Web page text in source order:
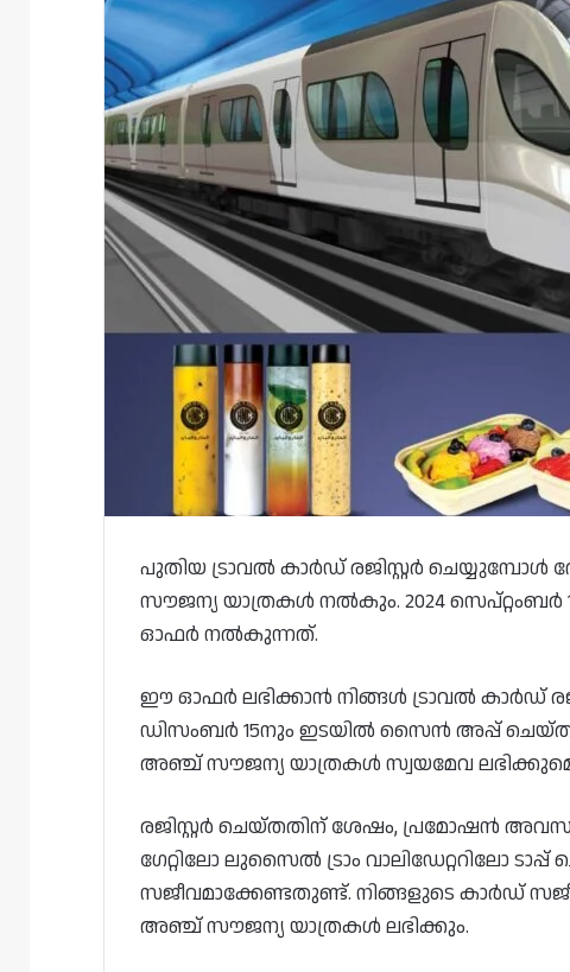
പുതിയ ട്രാവൽ കാർഡ് രജിസ്റ്റർ
സൗജന്യ യാത്രകൾ നൽകും. 2024
ഓഫർ നൽകുന്നത്.
ഈ ഓഫർ ലഭിക്കാൻ നിങ്ങൾ ട്രാവൽ കാർഡ്
ഡിസംബർ 15നും ഇടയിൽ സൈൻ അപ്പ്
അഞ്ച് സൗജന്യ യാത്രകൾ സ്വയമേവ
രജിസ്റ്റർ ചെയ്തതിന് ശേഷം, പ്രമോഷൻ
ഗേറ്റിലോ ലുസൈൽ ട്രാം വാലിഡേറ്ററിലോ
സജീവമാക്കേണ്ടതുണ്ട്. നിങ്ങളുടെ കാർഡ്
അഞ്ച് സൗജന്യ യാത്രകൾ ലഭിക്കും.